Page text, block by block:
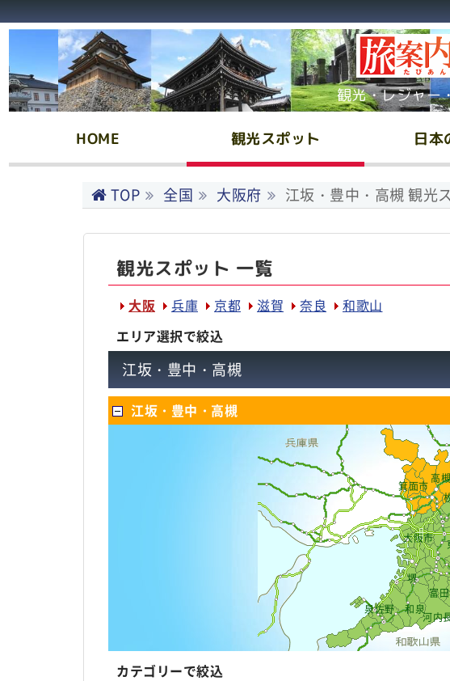
観光・レジャー
HOME 観光スポット 日本
TOP 全国 大阪府 江坂・豊中・高槻 観光
観光スポット 一覧
大阪 兵庫 京都 滋賀 奈良
和歌山
エリア選択で絞込
江坂・豊中・高槻
江坂・豊中・高槻
大阪市
高
箕面市
河内
富
堺
和泉
泉佐野
カテゴリーで絞込